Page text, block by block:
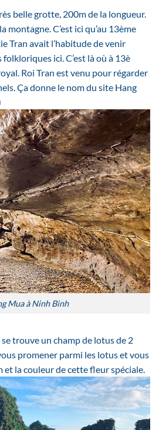
belle grotte, 200m de la longueur.
montagne. C’est ici qu’au 13ème
Tran avait l’habitude de venir
ici. C’est là où à 13è
Roi Tran est venu pour régarder
Ça donne le nom du site Hang
Mua à Ninh Binh
trouve un champ de lotus de 2
promener parmi les lotus et vous
et la couleur de cette fleur spéciale.